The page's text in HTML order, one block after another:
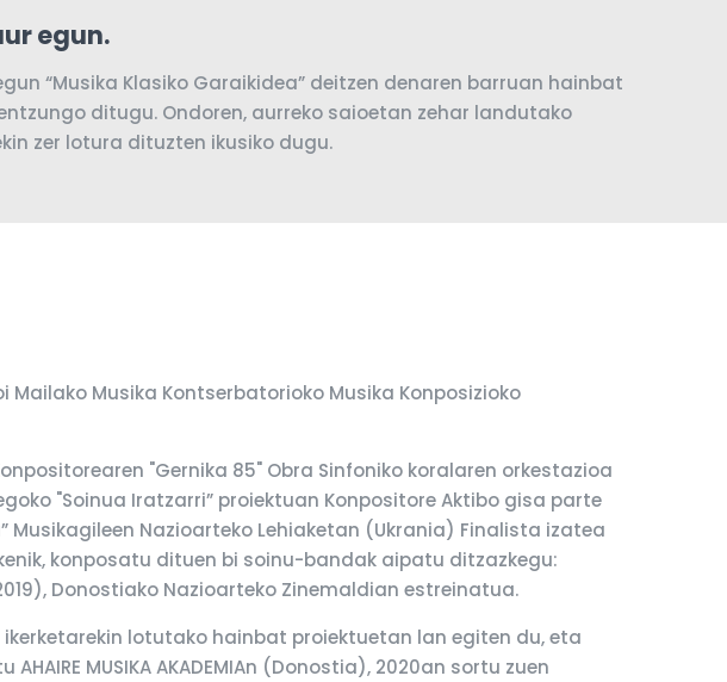
egun.
“Musika Klasiko Garaikidea” deitzen denaren barruan hainbat
ditugu. Ondoren, aurreko saioetan zehar landutako
zer lotura dituzten ikusiko dugu.
Musika Kontserbatorioko Musika Konposizioko
"Gernika 85" Obra Sinfoniko koralaren orkestazioa
"Soinua Iratzarri” proiektuan Konpositore Aktibo gisa parte
Musikagileen Nazioarteko Lehiaketan (Ukrania) Finalista izatea
konposatu dituen bi soinu-bandak aipatu ditzazkegu:
Donostiako Nazioarteko Zinemaldian estreinatua.
lotutako hainbat proiektuetan lan egiten du, eta
MUSIKA AKADEMIAn (Donostia), 2020an sortu zuen